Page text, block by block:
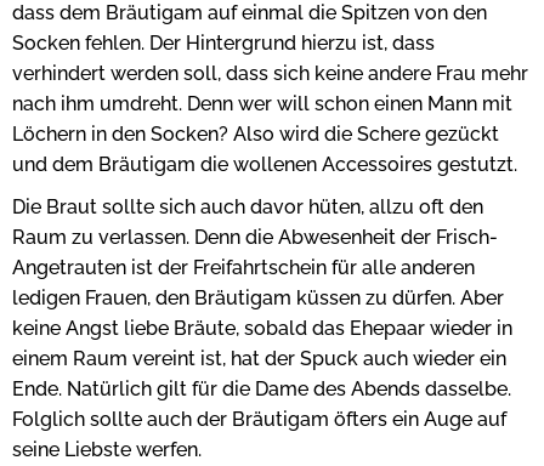
dass dem Bräutigam auf einmal die Spitzen von den
Socken fehlen. Der Hintergrund hierzu ist, dass
verhindert werden soll, dass sich keine andere Frau mehr
nach ihm umdreht. Denn wer will schon einen Mann mit
Löchern in den Socken? Also wird die Schere gezückt
und dem Bräutigam die wollenen Accessoires gestutzt.
Die Braut sollte sich auch davor hüten, allzu oft den
Raum zu verlassen. Denn die Abwesenheit der Frisch-
Angetrauten ist der Freifahrtschein für alle anderen
ledigen Frauen, den Bräutigam küssen zu dürfen. Aber
keine Angst liebe Bräute, sobald das Ehepaar wieder in
einem Raum vereint ist, hat der Spuck auch wieder ein
Ende. Natürlich gilt für die Dame des Abends dasselbe.
Folglich sollte auch der Bräutigam öfters ein Auge auf
seine Liebste werfen.